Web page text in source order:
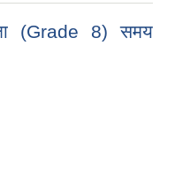
(Grade 8) समय